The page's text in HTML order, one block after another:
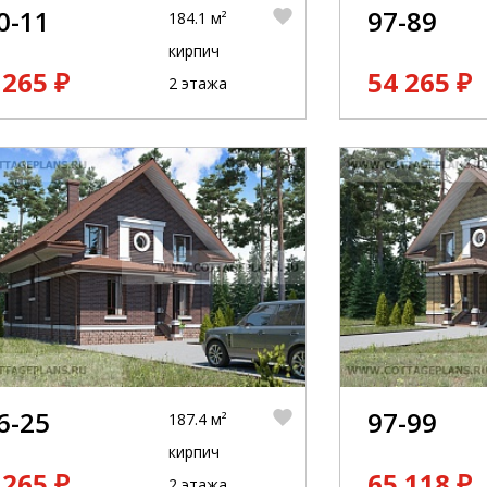
11
₽
184.1 м²
кирпич
2 этажа
97-89
54 265 ₽
25
187.4 м²
кирпич
97-99